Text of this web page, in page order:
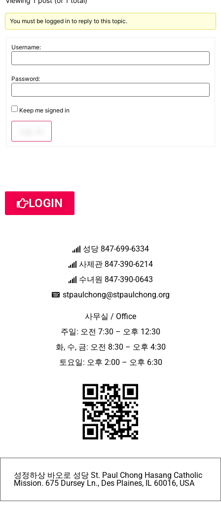
You must be logged in to reply to this topic.
Username:
Password:
Keep me signed in
LOGIN
성당 847-699-6334
사제관 847-390-6214
수녀원 847-390-0643
stpaulchong@stpaulchong.org
사무실 / Office
주일: 오전 7:30 – 오후 12:30
화, 수, 금: 오전 8:30 – 오후 4:30
토요일: 오후 2:00 – 오후 6:30
성정하상 바오로 성당 St. Paul Chong Hasang Catholic
Mission. 675 Dursey Ln., Des Plaines, IL 60016, USA